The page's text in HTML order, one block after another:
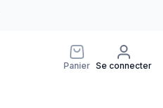
Panier Se connecter